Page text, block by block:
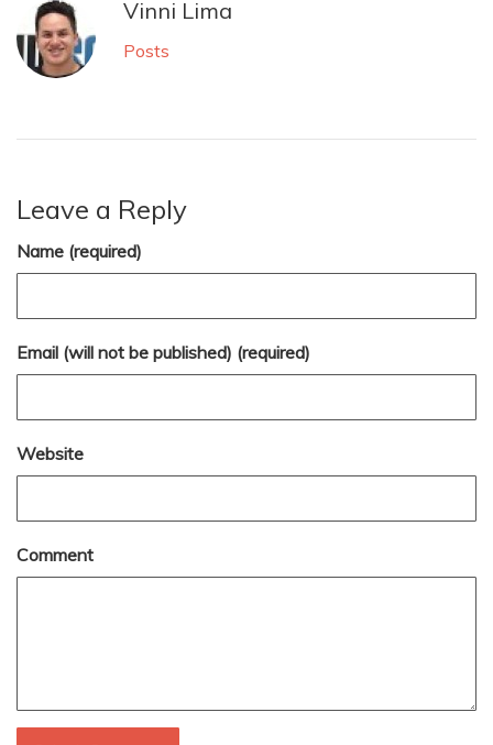
Vinni Lima
Posts
Leave a Reply
Name (required)
Email (will not be published) (required)
Website
Comment